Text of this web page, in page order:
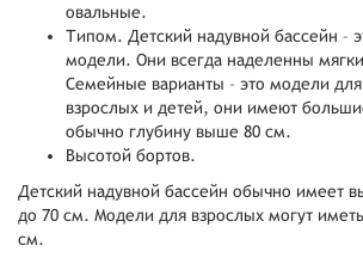
овальные.
Типом. Детский надувной бассейн –
модели. Они всегда наделенны
Семейные варианты – это модели для
взрослых и детей, они имеют
обычно глубину выше 80 см.
Высотой бортов.
Детский надувной бассейн обычно имеет
до 70 см. Модели для взрослых могут
см.